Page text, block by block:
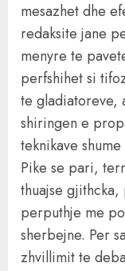
mesazhet dhe
redaksite jane
menyre te
perfshihet si
te gladiatoreve,
shiringen e
teknikave
Pike se pari,
thuajse
perputhje me
sherbejne. Per
zhvillimit te